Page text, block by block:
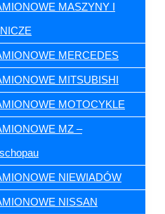
MASZYNY I
MERCEDES
MITSUBISHI
MOTOCYKLE
MZ –
NIEWIADÓW
NISSAN